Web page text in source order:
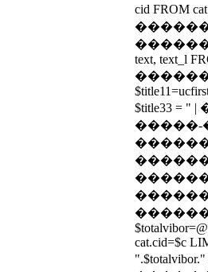
cid FROM
���������
text, text_l
������
$title33
�����-
cat.cid=$c